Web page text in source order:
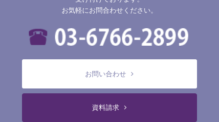
お気軽にお問合わせください。
お問い合わせ
資料請求